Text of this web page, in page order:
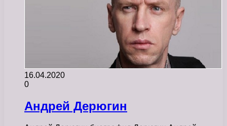
16.04.2020
0
Андрей Дерюгин